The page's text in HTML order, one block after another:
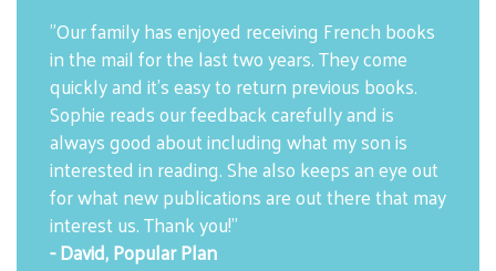
"Our family has enjoyed receiving French books
in the mail for the last two years. They come
quickly and it's easy to return previous books.
Sophie reads our feedback carefully and is
always good about including what my son is
interested in reading. She also keeps an eye out
for what new publications are out there that may
interest us. Thank you!"
- David, Popular Plan